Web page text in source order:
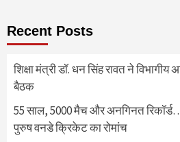
Recent Posts
शिक्षा मंत्री डॉ. धन सिंह रावत ने विभागीय
बैठक
55 साल, 5000 मैच और अनगिनत
पुरुष वनडे क्रिकेट का रोमांच